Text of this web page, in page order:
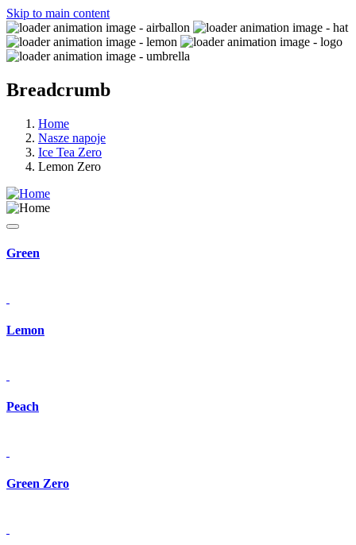
Skip to main content
Breadcrumb
Home
Nasze napoje
Ice Tea Zero
Lemon Zero
Green
Lemon
Peach
Green Zero